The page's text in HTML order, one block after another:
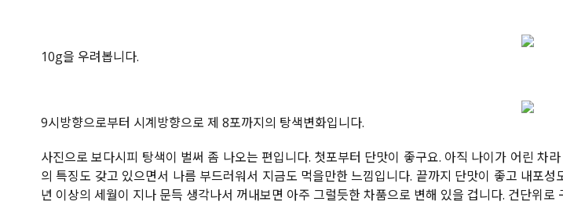
10g을 우려봅니다.
9시방향으로부터 시계방향으로 제 8포까지의 탕색변화입니다.
사진으로 보다시피 탕색이 벌써 좀 나오는 편입니다. 첫포부터 단맛이 좋구요. 아직 나이가 어린 차
의 특징도 갖고 있으면서 나름 부드러워서 지금도 먹을만한 느낌입니다. 끝까지 단맛이 좋고 내포
년 이상의 세월이 지나 문득 생각나서 꺼내보면 아주 그럴듯한 차품으로 변해 있을 겁니다. 건단위로